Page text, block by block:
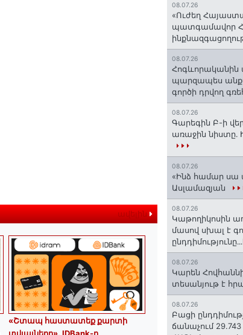
ավելին
«Շտապ հաստատեք քարտի
08.07.26
«Ուժեղ
պատգամավոր
08.07.26
Հոգևորականին
պարզապես
գործի դրվող
08.07.26
Գարեգին Բ-ի
առաջին նիստը․
08.07.26
«Ինձ համար սա
Ասլամազյան
08.07.26
Կաթողիկոսին
մասով սխալ է
08.07.26
Կարեն
տեսանյութ է
08.07.26
Բացի
ճանաչում